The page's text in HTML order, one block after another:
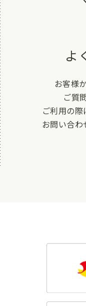
よ
お客様
ご質
ご利用の際
お問い合わ